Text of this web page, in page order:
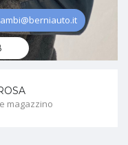
magazzino